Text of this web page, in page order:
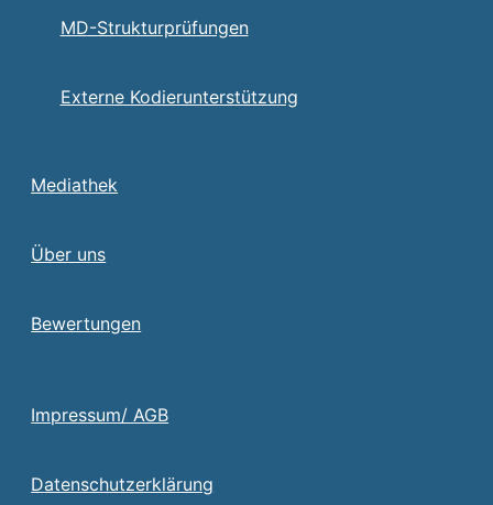
MD-Strukturprüfungen
Externe Kodierunterstützung
Mediathek
Über uns
Bewertungen
Impressum/ AGB
Datenschutzerklärung